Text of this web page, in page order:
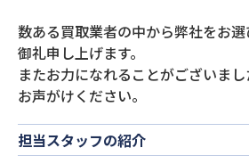
数ある買取業者の中から弊社をお
御礼申し上げます。
またお力になれることがございま
お声がけください。
担当スタッフの紹介